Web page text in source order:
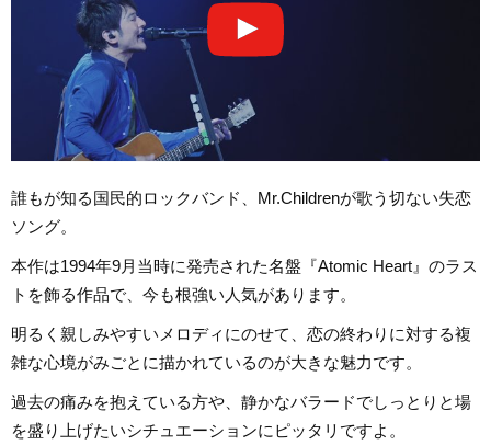
誰もが知る国民的ロックバンド、Mr.Childrenが歌う切ない失恋
ソング。
本作は1994年9月当時に発売された名盤『Atomic Heart』のラス
トを飾る作品で、今も根強い人気があります。
明るく親しみやすいメロディにのせて、恋の終わりに対する複
雑な心境がみごとに描かれているのが大きな魅力です。
過去の痛みを抱えている方や、静かなバラードでしっとりと場
を盛り上げたいシチュエーションにピッタリですよ。